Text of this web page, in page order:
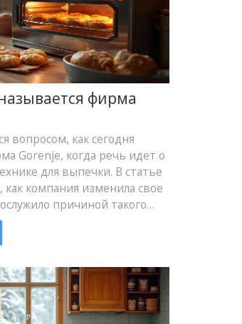
фирма
вопросом, как сегодня
Gorenje, когда речь идет о
для выпечки. В статье
компания изменила свое
причиной такого
от этого бренда
внимания на кухне.
и почему она так
кулинаров. Если вы ищете
для выпечки, этот